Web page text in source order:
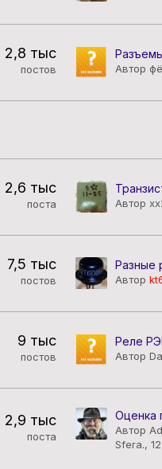
2,8 тыс
постов Автор
2,6 тыс
поста Автор
7,5 тыс
постов Автор
9 тыс
постов
Реле
Автор
2,9 тыс
поста Автор
Sfera.,